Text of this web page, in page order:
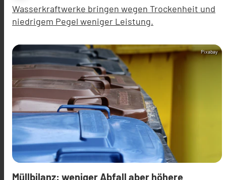
Wasserkraftwerke bringen wegen Trockenheit und
niedrigem Pegel weniger Leistung.
Pixabay
Müllbilanz: weniger Abfall aber höhere